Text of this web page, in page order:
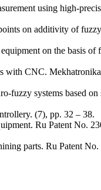
using high-
on additivity of fuzzy
on the basis of
with CNC.
fuzzy systems based
(7), pp. 32 – 38.
Ru Patent No.
parts. Ru Patent No.